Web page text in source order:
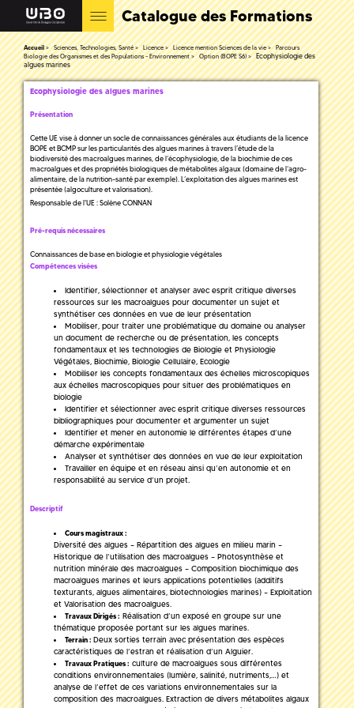
Catalogue des Formations
Accueil Sciences, Technologies, Santé Licence Licence mention Sciences de la vie
Parcours
Biologie des Organismes et des Populations - Environnement
Option (BOPE S6)
Ecophysiologie des
algues marines
Ecophysiologie des algues marines
Présentation
Cette UE vise à donner un socle de connaissances générales aux étudiants de la licence
BOPE et BCMP sur les particularités des algues marines à travers l’étude de la
biodiversité des macroalgues marines, de l’écophysiologie, de la biochimie de ces
macroalgues et des propriétés biologiques de métabolites algaux (domaine de l’agro-
alimentaire, de la nutrition-santé par exemple). L’exploitation des algues marines est
présentée (algoculture et valorisation).
Responsable de l'UE : Solène CONNAN
Pré-requis nécessaires
Connaissances de base en biologie et physiologie végétales
Compétences visées
Identifier, sélectionner et analyser avec esprit critique diverses
ressources sur les macroalgues pour documenter un sujet et
synthétiser ces données en vue de leur présentation
Mobiliser, pour traiter une problématique du domaine ou analyser
un document de recherche ou de présentation, les concepts
fondamentaux et les technologies de Biologie et Physiologie
Végétales, Biochimie, Biologie Cellulaire, Ecologie
Mobiliser les concepts fondamentaux des échelles microscopiques
aux échelles macroscopiques pour situer des problématiques en
biologie
Identifier et sélectionner avec esprit critique diverses ressources
bibliographiques pour documenter et argumenter un sujet
Identifier et mener en autonomie le différentes étapes d’une
démarche expérimentale
Analyser et synthétiser des données en vue de leur exploitation
Travailler en équipe et en réseau ainsi qu’en autonomie et en
responsabilité au service d’un projet.
Descriptif
Cours magistraux :
Diversité des algues – Répartition des algues en milieu marin –
Historique de l’utilisation des macroalgues – Photosynthèse et
nutrition minérale des macroalgues – Composition biochimique des
macroalgues marines et leurs applications potentielles (additifs
texturants, algues alimentaires, biotechnologies marines) – Exploitation
et Valorisation des macroalgues.
Travaux Dirigés : Réalisation d’un exposé en groupe sur une
thématique proposée portant sur les algues marines.
Terrain : Deux sorties terrain avec présentation des espèces
caractéristiques de l’estran et réalisation d’un Alguier.
Travaux Pratiques : culture de macroalgues sous différentes
conditions environnementales (lumière, salinité, nutriments,…) et
analyse de l’effet de ces variations environnementales sur la
composition des macroalgues. Extraction de divers métabolites algaux